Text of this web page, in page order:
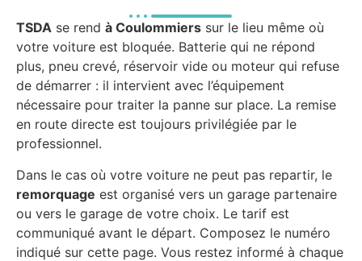
TSDA se rend à Coulommiers sur le lieu même où
votre voiture est bloquée. Batterie qui ne répond
plus, pneu crevé, réservoir vide ou moteur qui refuse
de démarrer : il intervient avec l’équipement
nécessaire pour traiter la panne sur place. La remise
en route directe est toujours privilégiée par le
professionnel.
Dans le cas où votre voiture ne peut pas repartir, le
remorquage est organisé vers un garage partenaire
ou vers le garage de votre choix. Le tarif est
communiqué avant le départ. Composez le numéro
indiqué sur cette page. Vous restez informé à chaque